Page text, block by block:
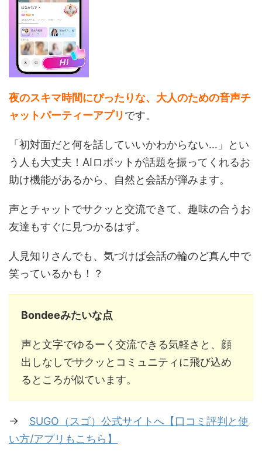
夜のスキマ時間にぴったりな、大人のための音声チ
ャットパーティーアプリ です。
「初対面だと何を話していいかわからない…」とい
う人も大丈夫！AIロボットが話題を振ってくれるお
助け機能があるから、自然と会話が弾みます。
声とチャットでサクッと交流できて、趣味の合うお
友達もすぐに見つかるはず。
人見知りさんでも、気づけば会話の輪のど真ん中で
笑っているかも！？
Bondeeみたいな点
声と文字でゆるーく交流できる気軽さと、顔
出しなしでサクッとコミュニティに飛び込め
るところが似ています。
→ SUGO（スゴ）公式サイトへ【口コミ評判と使
い方/アプリもこちら】